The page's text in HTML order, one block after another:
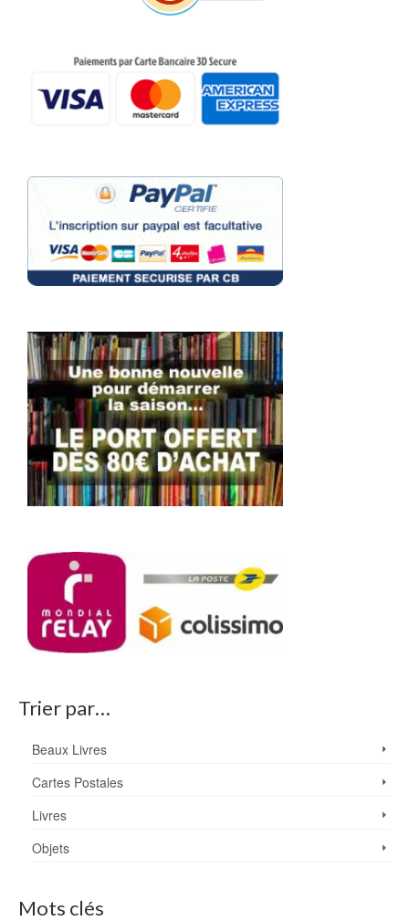
Trier par…
Beaux Livres
Cartes Postales
Livres
Objets
Mots clés